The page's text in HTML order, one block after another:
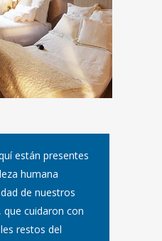
están presentes
humana
de nuestros
cuidaron con
restos del